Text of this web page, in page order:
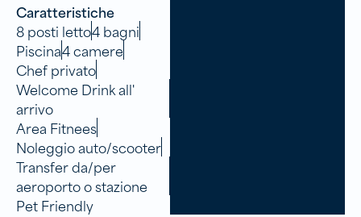
Caratteristiche
8 posti letto4 bagni
Piscina4 camere
Chef privato
Welcome Drink all'
arrivo
Area Fitnees
Noleggio auto/scooter
Transfer da/per
aeroporto o stazione
Pet Friendly